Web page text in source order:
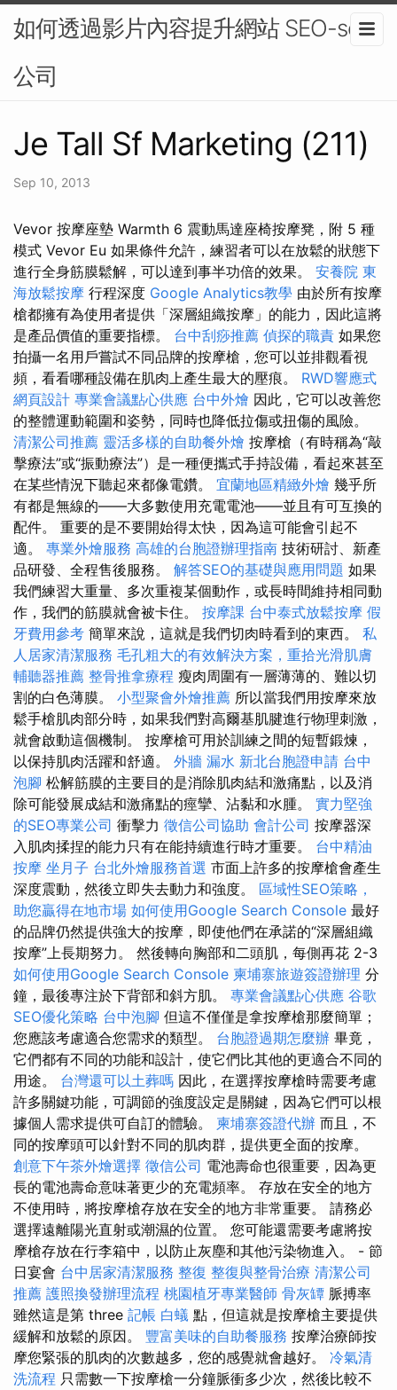
如何透過影片內容提升網站 SEO-seo
公司
Je Tall Sf Marketing (211)
Sep 10, 2013
Vevor 按摩座墊 Warmth 6 震動馬達座椅按摩凳，附 5 種
模式 Vevor Eu 如果條件允許，練習者可以在放鬆的狀態下
進行全身筋膜鬆解，可以達到事半功倍的效果。 安養院 東
海放鬆按摩 行程深度 Google Analytics教學 由於所有按摩
槍都擁有為使用者提供「深層組織按摩」的能力，因此這將
是產品價值的重要指標。 台中刮痧推薦 偵探的職責 如果您
拍攝一名用戶嘗試不同品牌的按摩槍，您可以並排觀看視
頻，看看哪種設備在肌肉上產生最大的壓痕。 RWD響應式
網頁設計 專業會議點心供應 台中外燴 因此，它可以改善您
的整體運動範圍和姿勢，同時也降低拉傷或扭傷的風險。
清潔公司推薦 靈活多樣的自助餐外燴 按摩槍（有時稱為“敲
擊療法”或“振動療法”）是一種便攜式手持設備，看起來甚至
在某些情況下聽起來都像電鑽。 宜蘭地區精緻外燴 幾乎所
有都是無線的——大多數使用充電電池——並且有可互換的
配件。 重要的是不要開始得太快，因為這可能會引起不
適。 專業外燴服務 高雄的台胞證辦理指南 技術研討、新產
品研發、全程售後服務。 解答SEO的基礎與應用問題 如果
我們練習大重量、多次重複某個動作，或長時間維持相同動
作，我們的筋膜就會被卡住。 按摩課 台中泰式放鬆按摩 假
牙費用參考 簡單來說，這就是我們切肉時看到的東西。 私
人居家清潔服務 毛孔粗大的有效解決方案，重拾光滑肌膚
輔聽器推薦 整骨推拿療程 瘦肉周圍有一層薄薄的、難以切
割的白色薄膜。 小型聚會外燴推薦 所以當我們用按摩來放
鬆手槍肌肉部分時，如果我們對高爾基肌腱進行物理刺激，
就會啟動這個機制。 按摩槍可用於訓練之間的短暫鍛煉，
以保持肌肉活躍和舒適。 外牆 漏水 新北台胞證申請 台中
泡腳 松解筋膜的主要目的是消除肌肉結和激痛點，以及消
除可能發展成結和激痛點的痙攣、沾黏和水腫。 實力堅強
的SEO專業公司 衝擊力 徵信公司協助 會計公司 按摩器深
入肌肉揉捏的能力只有在能持續進行時才重要。 台中精油
按摩 坐月子 台北外燴服務首選 市面上許多的按摩槍會產生
深度震動，然後立即失去動力和強度。 區域性SEO策略，
助您贏得在地市場 如何使用Google Search Console 最好
的品牌仍然提供強大的按摩，即使他們在承諾的“深層組織
按摩”上長期努力。 然後轉向胸部和二頭肌，每側再花 2-3
如何使用Google Search Console 柬埔寨旅遊簽證辦理 分
鐘，最後專注於下背部和斜方肌。 專業會議點心供應 谷歌
SEO優化策略 台中泡腳 但這不僅僅是拿按摩槍那麼簡單；
您應該考慮適合您需求的類型。 台胞證過期怎麼辦 畢竟，
它們都有不同的功能和設計，使它們比其他的更適合不同的
用途。 台灣還可以土葬嗎 因此，在選擇按摩槍時需要考慮
許多關鍵功能，可調節的強度設定是關鍵，因為它們可以根
據個人需求提供可自訂的體驗。 柬埔寨簽證代辦 而且，不
同的按摩頭可以針對不同的肌肉群，提供更全面的按摩。
創意下午茶外燴選擇 徵信公司 電池壽命也很重要，因為更
長的電池壽命意味著更少的充電頻率。 存放在安全的地方
不使用時，將按摩槍存放在安全的地方非常重要。 請務必
選擇遠離陽光直射或潮濕的位置。 您可能還需要考慮將按
摩槍存放在行李箱中，以防止灰塵和其他污染物進入。 - 節
日宴會 台中居家清潔服務 整復 整復與整骨治療 清潔公司
推薦 護照換發辦理流程 桃園植牙專業醫師 骨灰罈 脈搏率
雖然這是第 three 記帳 白蟻 點，但這就是按摩槍主要提供
緩解和放鬆的原因。 豐富美味的自助餐服務 按摩治療師按
摩您緊張的肌肉的次數越多，您的感覺就會越好。 冷氣清
洗流程 只需數一下按摩槍一分鐘脈衝多少次，然後比較不